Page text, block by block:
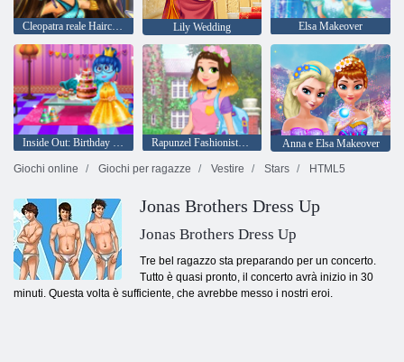
Cleopatra reale Haircuts Lily Wedding Elsa Makeover
Inside Out: Birthday Party Rapunzel Fashionista in movimento
Anna e Elsa Makeover
Giochi online
Giochi per ragazze Vestire Stars HTML5
Jonas Brothers Dress Up
Jonas Brothers Dress Up
Tre bel ragazzo sta preparando per un concerto.
Tutto è quasi pronto, il concerto avrà inizio in 30
minuti. Questa volta è sufficiente, che avrebbe messo i nostri eroi.